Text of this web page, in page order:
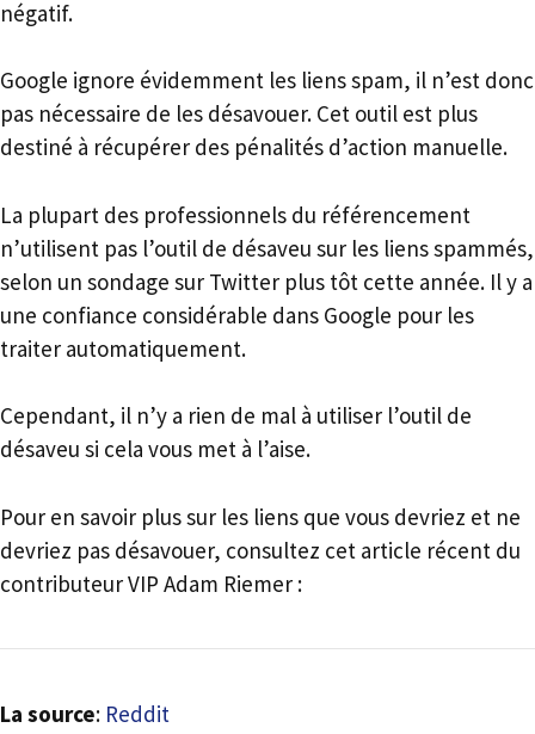
négatif.
Google ignore évidemment les liens spam, il n’est donc
pas nécessaire de les désavouer. Cet outil est plus
destiné à récupérer des pénalités d’action manuelle.
La plupart des professionnels du référencement
n’utilisent pas l’outil de désaveu sur les liens spammés,
selon un sondage sur Twitter plus tôt cette année. Il y a
une confiance considérable dans Google pour les
traiter automatiquement.
Cependant, il n’y a rien de mal à utiliser l’outil de
désaveu si cela vous met à l’aise.
Pour en savoir plus sur les liens que vous devriez et ne
devriez pas désavouer, consultez cet article récent du
contributeur VIP Adam Riemer :
La source: Reddit